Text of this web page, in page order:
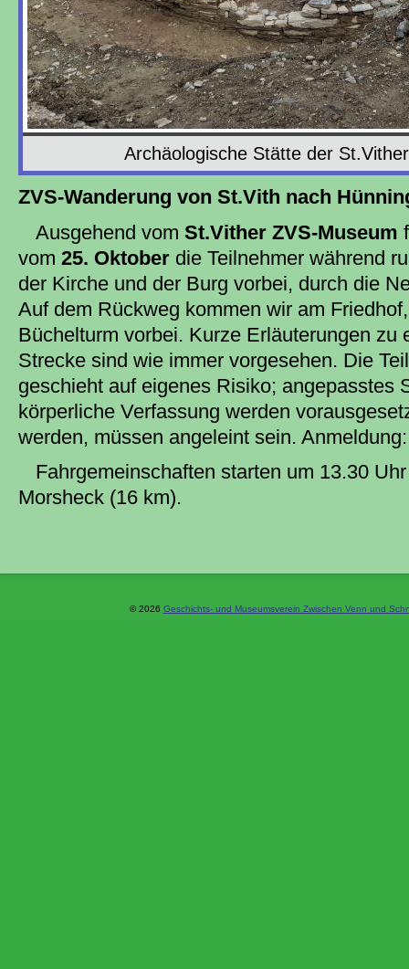
Archäologische Stätte der
ZVS-Wanderung von St.Vith nach
Ausgehend vomSt.Vither ZVS-Museum
vom 25. Oktober die Teilnehmer während
der Kirche und der Burg vorbei, durch die
Auf dem Rückweg kommen wir am
Büchelturm vorbei. Kurze Erläuterungen zu
Strecke sind wie immer vorgesehen. Die
geschieht auf eigenes Risiko; angepasstes
körperliche Verfassung werden
werden, müssen angeleint sein.
Fahrgemeinschaften starten um 13.30
Morsheck (16 km).
© 2026 Geschichts- und Museumsverein Zwischen Venn und